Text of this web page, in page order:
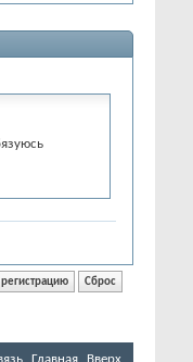
ему